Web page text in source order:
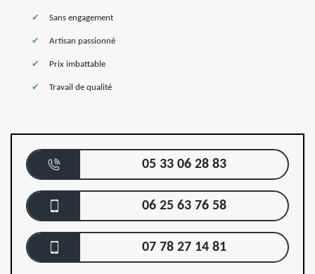
Sans engagement
Artisan passionné
Prix imbattable
Travail de qualité
05 33 06 28 83
06 25 63 76 58
07 78 27 14 81